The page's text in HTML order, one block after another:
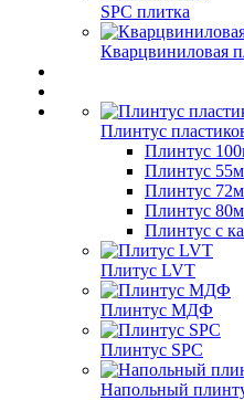
SPC плитка
Кварцвиниловая
Плинтус
Плинтус
Плинтус
Плинтус
Плинтус
Плинтус с
Плитус LVT
Плинтус МДФ
Плинтус SPC
Напольный